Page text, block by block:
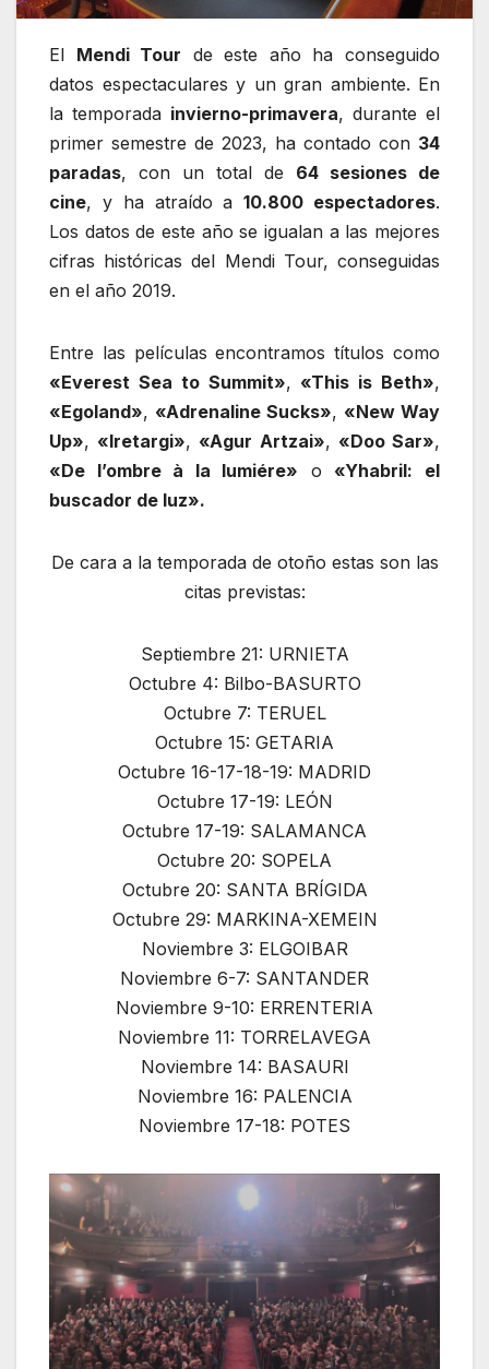
El Mendi Tour de este año ha conseguido
datos espectaculares y un gran ambiente. En
la temporada invierno-primavera, durante el
primer semestre de 2023, ha contado con 34
paradas, con un total de 64 sesiones de
cine, y ha atraído a10.800 espectadores.
Los datos de este año se igualan a las mejores
cifras históricas del Mendi Tour, conseguidas
en el año 2019.
Entre las películas encontramos títulos como
«Everest Sea to Summit», «This is Beth»,
«Egoland», «Adrenaline Sucks», «New Way
Up», «Iretargi», «Agur Artzai», «Doo Sar»,
«De l’ombre à la lumiére» o «Yhabril: el
buscador de luz».
De cara a la temporada de otoño estas son las
citas previstas:
Septiembre 21: URNIETA
Octubre 4: Bilbo-BASURTO
Octubre 7: TERUEL
Octubre 15: GETARIA
Octubre 16-17-18-19: MADRID
Octubre 17-19: LEÓN
Octubre 17-19: SALAMANCA
Octubre 20: SOPELA
Octubre 20: SANTA BRÍGIDA
Octubre 29: MARKINA-XEMEIN
Noviembre 3: ELGOIBAR
Noviembre 6-7: SANTANDER
Noviembre 9-10: ERRENTERIA
Noviembre 11: TORRELAVEGA
Noviembre 14: BASAURI
Noviembre 16: PALENCIA
Noviembre 17-18: POTES